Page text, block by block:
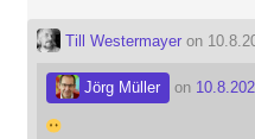
Till Westermayeron
Jörg Müller on